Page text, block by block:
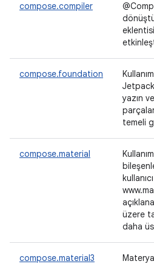
compose.compiler
compose.foundation
yazın
temeli
compose.material
üzere
daha
compose.material3